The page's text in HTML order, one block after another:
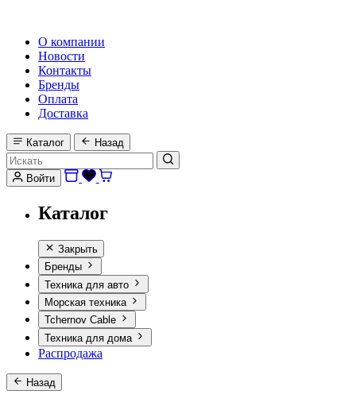
О компании
Новости
Контакты
Бренды
Оплата
Доставка
Каталог Назад
Войти
Каталог
Закрыть
Бренды
Техника для авто
Морская техника
Tchernov Cable
Техника для дома
Распродажа
Назад